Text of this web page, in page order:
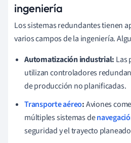
ingeniería
Los sistemas redundantes tienen
varios campos de la ingeniería.
Automatización industrial: Las
utilizan controladores
de producción no planificadas.
Transporte aéreo:Aviones
múltiples sistemas de
seguridad y el trayecto